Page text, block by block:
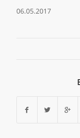
06.05.2017